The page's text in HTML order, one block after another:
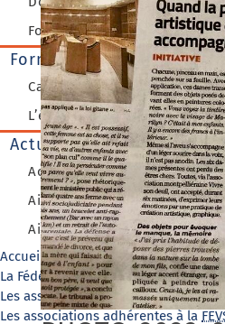
Focus Vivre Son Deuil
Formations
Catalogue des formations
L’équipe des
Actualités
Actualité FEVSD
Aide aux personnes
Aide aux aidants
Accueil
La Fédération
Les associations régionales de la
Les associations adhérentes à la